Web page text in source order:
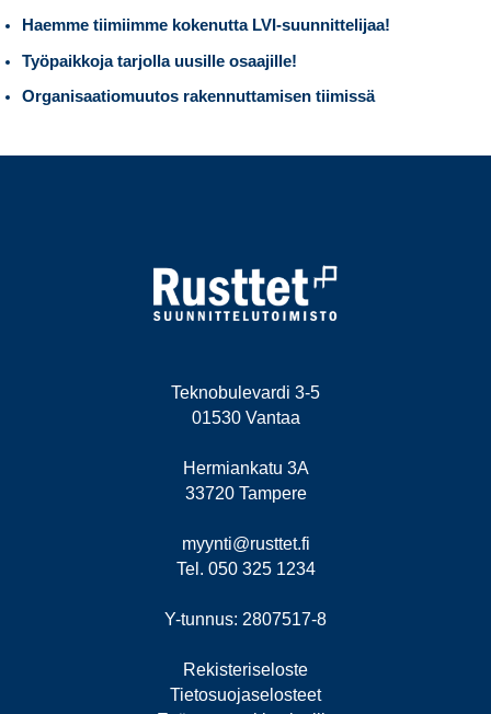
Haemme tiimiimme kokenutta LVI-suunnittelijaa!
Työpaikkoja tarjolla uusille osaajille!
Organisaatiomuutos rakennuttamisen tiimissä
Teknobulevardi 3-5
01530 Vantaa
Hermiankatu 3A
33720 Tampere
myynti@rusttet.fi
Tel. 050 325 1234
Y-tunnus: 2807517-8
Rekisteriseloste
Tietosuojaselosteet